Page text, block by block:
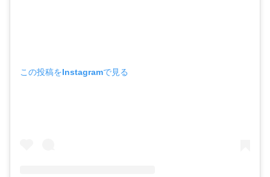
この投稿をInstagramで見る